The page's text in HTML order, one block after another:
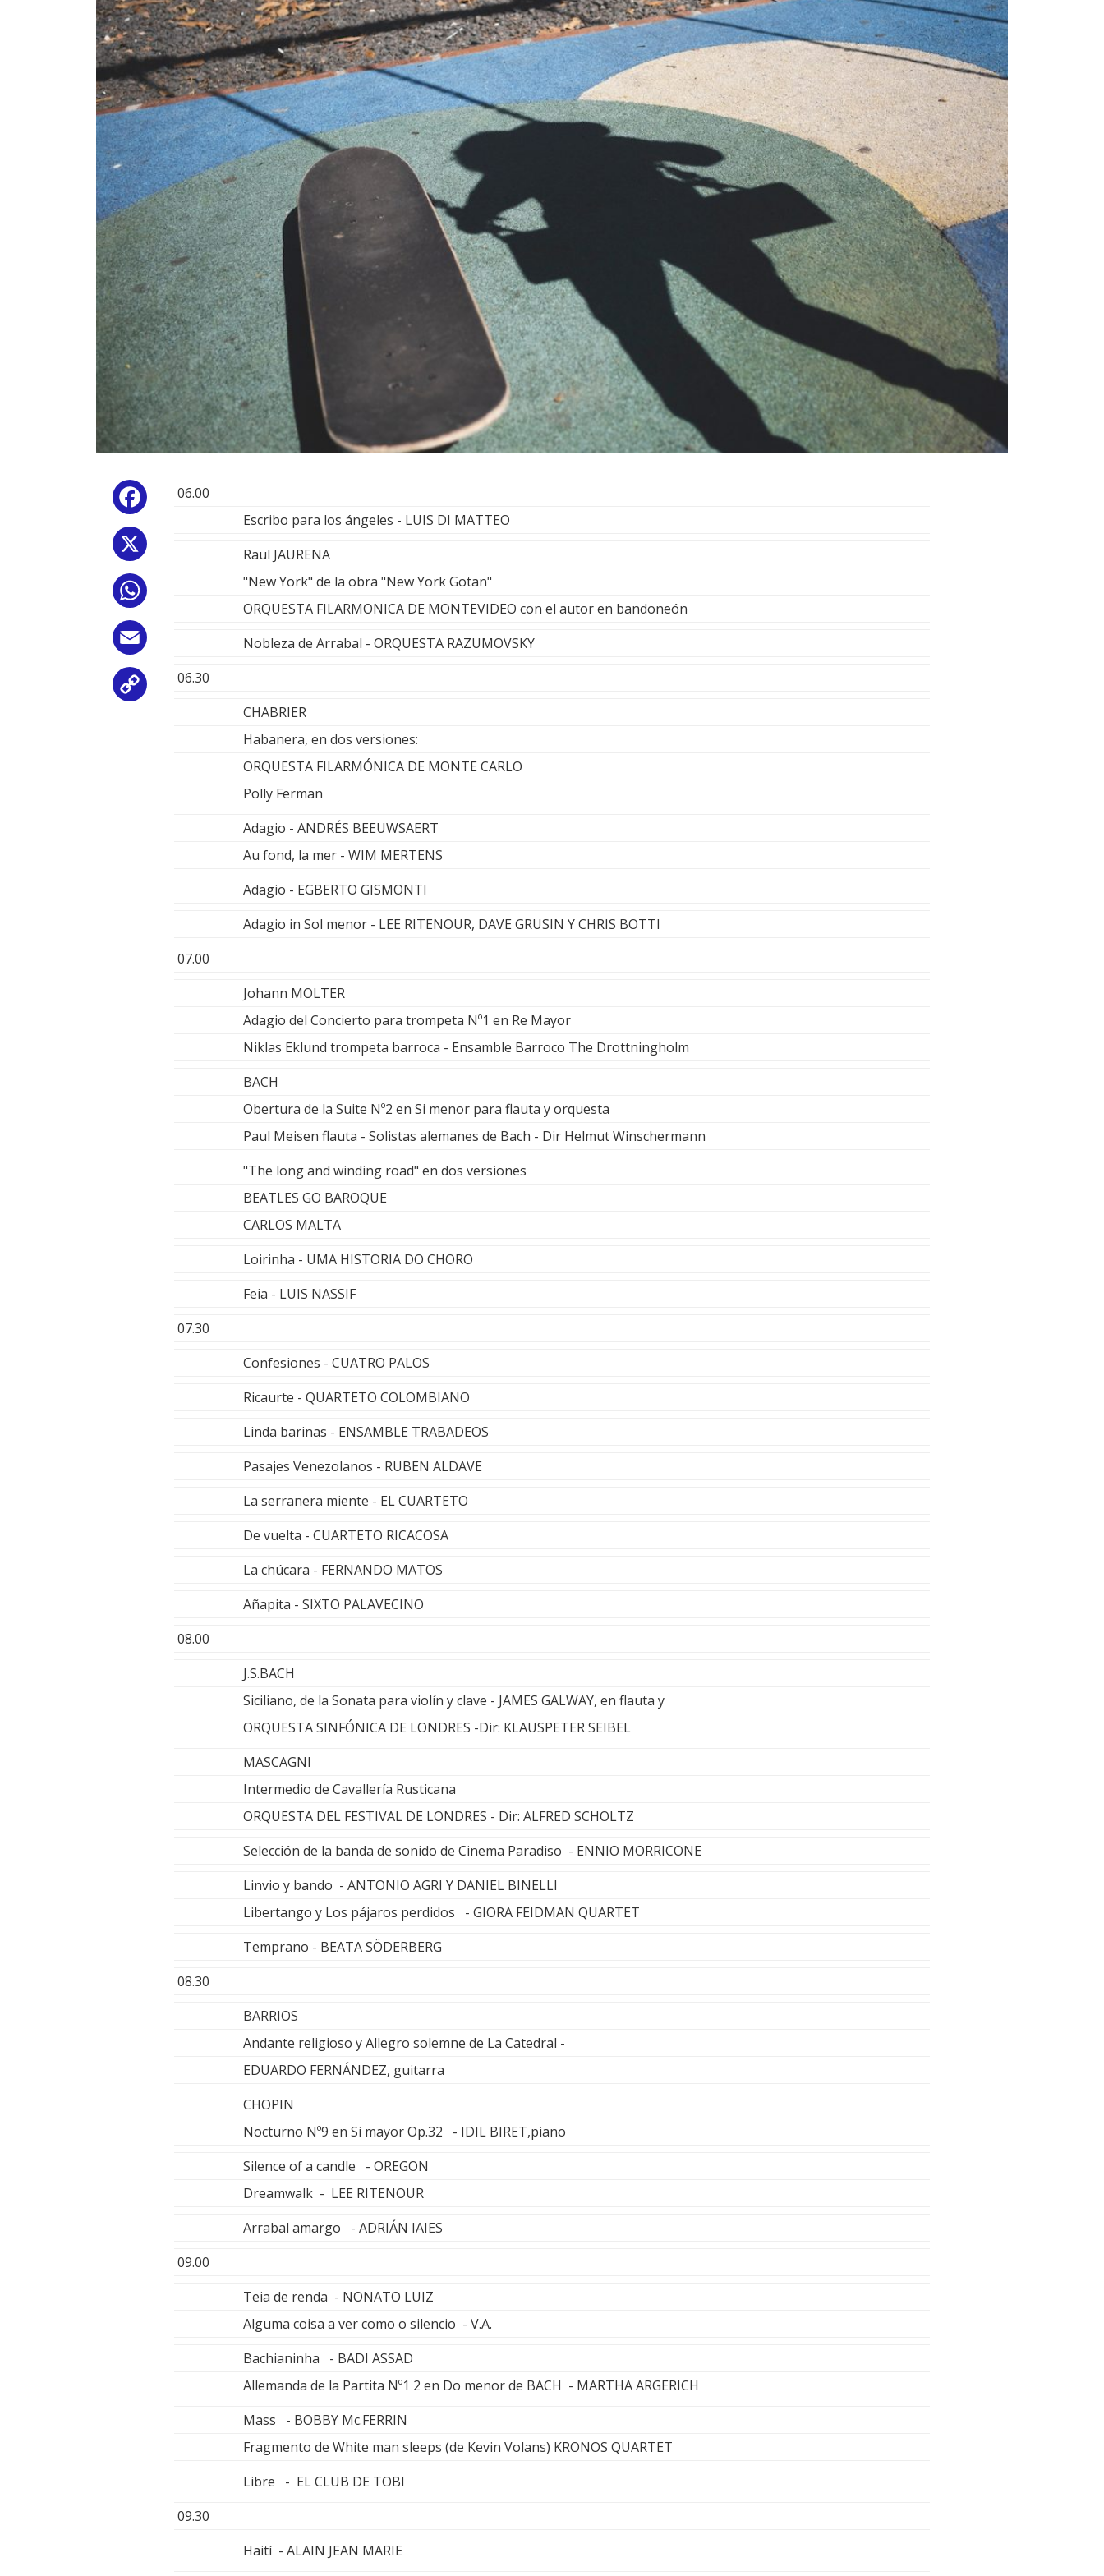
Facebook
Copy
06.00
Escribo para los ángeles - LUIS DI MATTEO
Raul JAURENA
"New York" de la obra "New York Gotan"
ORQUESTA FILARMONICA DE MONTEVIDEO con el autor en bandoneón
Nobleza de Arrabal - ORQUESTA RAZUMOVSKY
06.30
CHABRIER
Habanera, en dos versiones:
ORQUESTA FILARMÓNICA DE MONTE CARLO
Polly Ferman
Adagio - ANDRÉS BEEUWSAERT
Au fond, la mer - WIM MERTENS
Adagio - EGBERTO GISMONTI
Adagio in Sol menor - LEE RITENOUR, DAVE GRUSIN Y CHRIS BOTTI
07.00
Johann MOLTER
Adagio del Concierto para trompeta Nº1 en Re Mayor
Niklas Eklund trompeta barroca - Ensamble Barroco The Drottningholm
BACH
Obertura de la Suite Nº2 en Si menor para flauta y orquesta
Paul Meisen flauta - Solistas alemanes de Bach - Dir Helmut Winschermann
"The long and winding road" en dos versiones
BEATLES GO BAROQUE
CARLOS MALTA
Loirinha - UMA HISTORIA DO CHORO
Feia - LUIS NASSIF
07.30
Confesiones - CUATRO PALOS
Ricaurte - QUARTETO COLOMBIANO
Linda barinas - ENSAMBLE TRABADEOS
Pasajes Venezolanos - RUBEN ALDAVE
La serranera miente - EL CUARTETO
De vuelta - CUARTETO RICACOSA
La chúcara - FERNANDO MATOS
Añapita - SIXTO PALAVECINO
08.00
J.S.BACH
Siciliano, de la Sonata para violín y clave - JAMES GALWAY, en flauta y
ORQUESTA SINFÓNICA DE LONDRES -Dir: KLAUSPETER SEIBEL
MASCAGNI
Intermedio de Cavallería Rusticana
ORQUESTA DEL FESTIVAL DE LONDRES - Dir: ALFRED SCHOLTZ
Selección de la banda de sonido de Cinema Paradiso - ENNIO MORRICONE
Linvio y bando - ANTONIO AGRI Y DANIEL BINELLI
Libertango y Los pájaros perdidos - GIORA FEIDMAN QUARTET
Temprano - BEATA SÖDERBERG
08.30
BARRIOS
Andante religioso y Allegro solemne de La Catedral -
EDUARDO FERNÁNDEZ, guitarra
CHOPIN
Nocturno Nº9 en Si mayor Op.32 - IDIL BIRET,piano
Silence of a candle - OREGON
Dreamwalk - LEE RITENOUR
Arrabal amargo - ADRIÁN IAIES
09.00
Teia de renda - NONATO LUIZ
Alguma coisa a ver como o silencio - V.A.
Bachianinha - BADI ASSAD
Allemanda de la Partita Nº1 2 en Do menor de BACH - MARTHA ARGERICH
Mass - BOBBY Mc.FERRIN
Fragmento de White man sleeps (de Kevin Volans) KRONOS QUARTET
Libre - EL CLUB DE TOBI
09.30
Haití - ALAIN JEAN MARIE